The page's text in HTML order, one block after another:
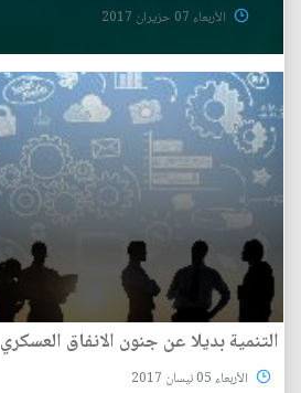
الأربعاء 07 حزيران 2017
التنمية بديلا عن جنون الانفاق العسكري
الأربعاء 05 نيسان 2017